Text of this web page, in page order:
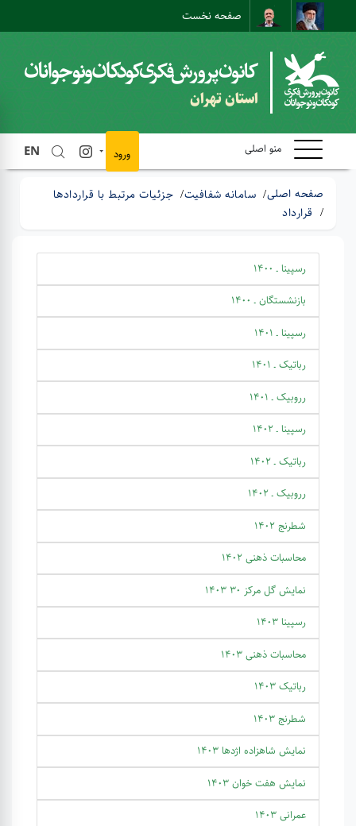
صفحه نخست
نقشه سایت
ارتباط مستقیم
استان تهران
منو اصلی EN ورود
صفحه اصلی سامانه شفافیت
جزئیات مرتبط با قراردادها
قرارداد
رسپینا ـ 1400
بازنشستگان ـ 1400
رسپینا ـ 1401
رباتیک ـ 1401
رروبیک ـ 1401
رسپینا ـ 1402
رباتیک ـ 1402
رروبیک ـ 1402
شطرنج 1402
محاسبات ذهنی 1402
نمایش گل مرکز 30 1403
رسپینا 1403
محاسبات ذهنی 1403
رباتیک 1403
شطرنج 1403
نمایش شاهزاده اژدها 1403
نمایش هفت خوان 1403
عمرانی 1403